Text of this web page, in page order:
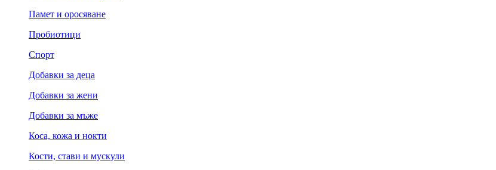
Памет и оросяване
Пробиотици
Спорт
Добавки за деца
Добавки за жени
Добавки за мъже
Коса, кожа и нокти
Кости, стави и мускули